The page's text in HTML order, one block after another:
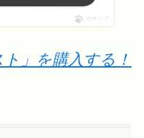
ポチップ
」を購入する！